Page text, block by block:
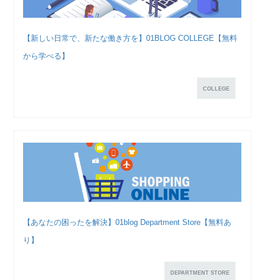
【新しい日常で、新たな働き方を】01BLOG COLLEGE【無料
から学べる】
COLLEGE
【あなたの困ったを解決】01blog Department Store【無料あ
り】
DEPARTMENT STORE